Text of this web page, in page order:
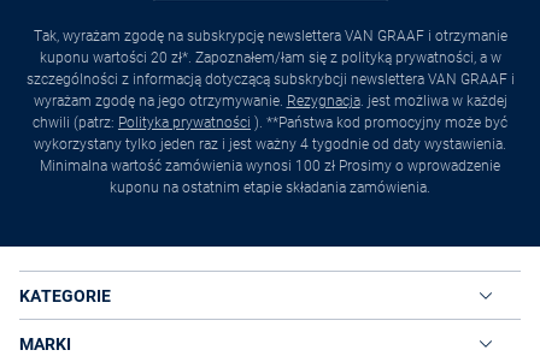
Tak, wyrażam zgodę na subskrypcję newslettera VAN GRAAF i otrzymanie
kuponu wartości 20 zł*. Zapoznałem/łam się z polityką prywatności, a w
szczególności z informacją dotyczącą subskrybcji newslettera VAN GRAAF i
wyrażam zgodę na jego otrzymywanie. Rezygnacja. jest możliwa w każdej
chwili (patrz: Polityka prywatności ). **Państwa kod promocyjny może być
wykorzystany tylko jeden raz i jest ważny 4 tygodnie od daty wystawienia.
Minimalna wartość zamówienia wynosi 100 zł Prosimy o wprowadzenie
kuponu na ostatnim etapie składania zamówienia.
KATEGORIE
MARKI